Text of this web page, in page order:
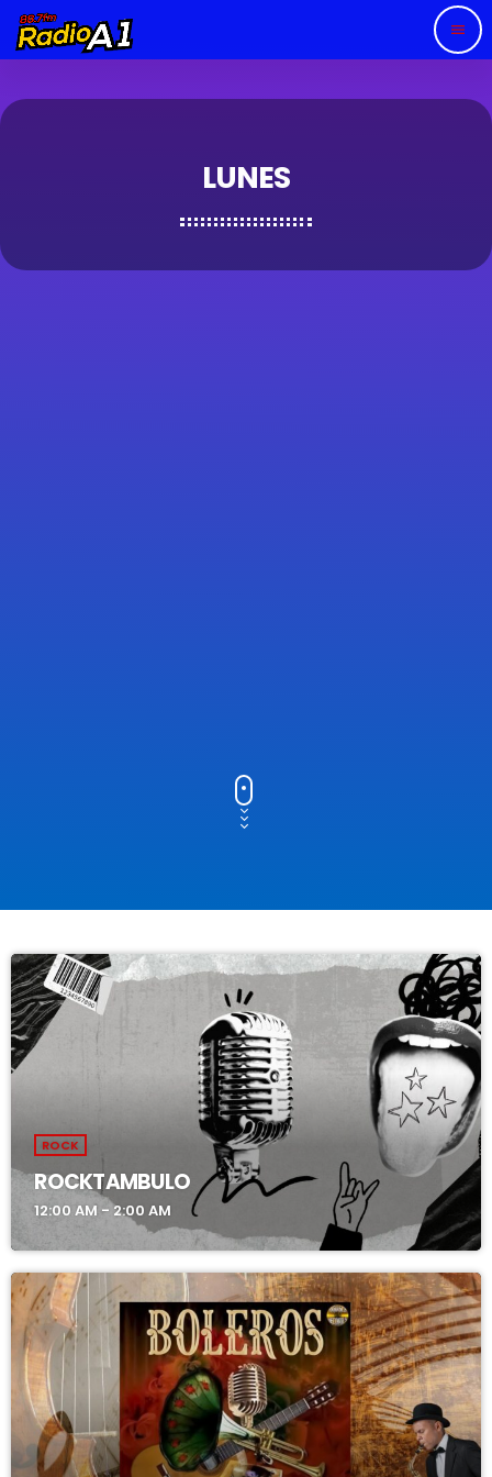
menu
LUNES
ROCK
ROCKTAMBULO
12:00 AM - 2:00 AM